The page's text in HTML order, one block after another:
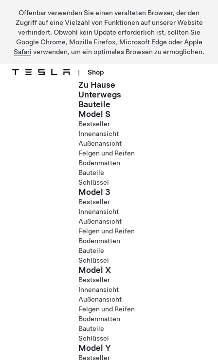
Offenbar verwenden Sie einen veralteten Browser, der den
Zugriff auf eine Vielzahl von Funktionen auf unserer Website
verhindert. Obwohl kein Update erforderlich ist, sollten Sie
Google Chrome, Mozilla Firefox, Microsoft Edge oder Apple
Safari verwenden, um ein optimales Browsen zu ermöglichen.
| Shop
Zu Hause
Unterwegs
Bauteile
Model S
Bestseller
Innenansicht
Außenansicht
Felgen und Reifen
Bodenmatten
Bauteile
Schlüssel
Model 3
Bestseller
Innenansicht
Außenansicht
Felgen und Reifen
Bodenmatten
Bauteile
Schlüssel
Model X
Bestseller
Innenansicht
Außenansicht
Felgen und Reifen
Bodenmatten
Bauteile
Schlüssel
Model Y
Bestseller